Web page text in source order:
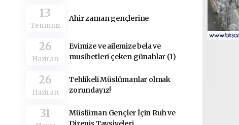
13
Temmuz
Ahir zaman gençlerine
26
Haziran
Evimize ve ailemize bela ve
musibetleri çeken günahlar (1)
26
Haziran
Tehlikeli Müslümanlar olmak
zorundayız!
31
Müslüman Gençler İçin Ruh ve